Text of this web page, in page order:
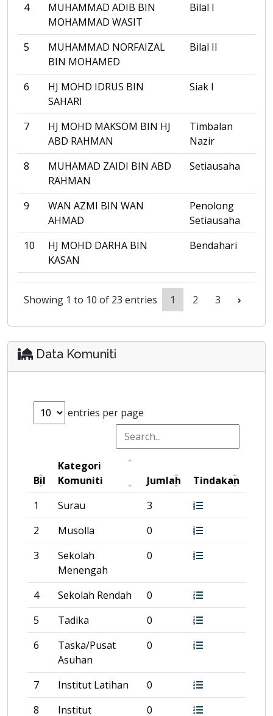
4
MUHAMMAD ADIB BIN
MOHAMMAD WASIT
Bilal I
5
MUHAMMAD NORFAIZAL
BIN MOHAMED
Bilal II
6
HJ MOHD IDRUS BIN
SAHARI
Siak I
7
HJ MOHD MAKSOM BIN HJ
ABD RAHMAN
Timbalan
Nazir
8
MUHAMAD ZAIDI BIN ABD
RAHMAN
Setiausaha
9
WAN AZMI BIN WAN
AHMAD
Penolong
Setiausaha
10
HJ MOHD DARHA BIN
KASAN
Bendahari
Showing 1 to 10 of 23 entries 1 2 3 ›
Data Komuniti
entries per page
Bil
Kategori
Komuniti
Jumlah
Tindakan
1
Surau
3
2
Musolla
0
3
Sekolah
Menengah
0
4 Sekolah Rendah
0
5
Tadika
0
6
Taska/Pusat
Asuhan
0
7 Institut Latihan
0
8
Institut 0